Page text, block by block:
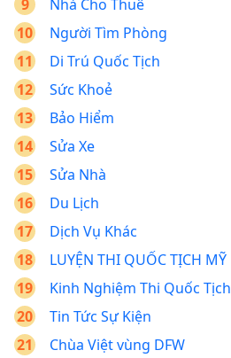
Nhà Cho Thuê
Người Tìm Phòng
Di Trú Quốc Tịch
Sức Khoẻ
Bảo Hiểm
Sửa Xe
Sửa Nhà
Du Lịch
Dịch Vụ Khác
LUYỆN THI QUỐC TỊCH MỸ
Kinh Nghiệm Thi Quốc Tịch
Tin Tức Sự Kiện
Chùa Việt vùng DFW